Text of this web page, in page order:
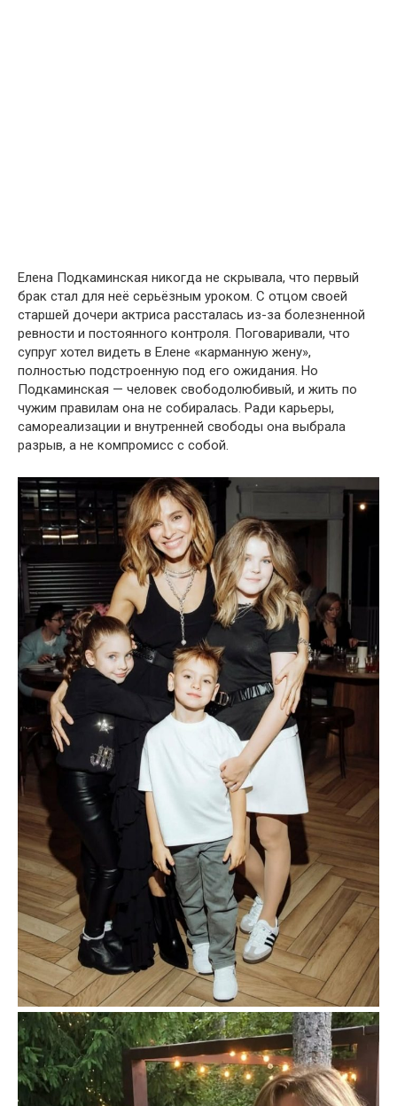
Елена Подкаминская никогда не скрывала, что первый
брак стал для неё серьёзным уроком. С отцом своей
старшей дочери актриса рассталась из-за болезненной
ревности и постоянного контроля. Поговаривали, что
супруг хотел видеть в Елене «карманную жену»,
полностью подстроенную под его ожидания. Но
Подкаминская — человек свободолюбивый, и жить по
чужим правилам она не собиралась. Ради карьеры,
самореализации и внутренней свободы она выбрала
разрыв, а не компромисс с собой.